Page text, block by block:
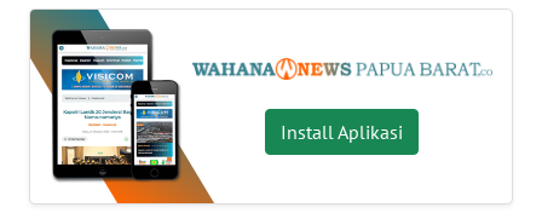
Install Aplikasi
SUMSEL
WN
BENGKULU
WN
LAMPUNG